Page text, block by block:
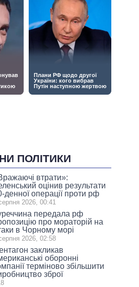
ПОЛІТИКИ
втрати»:
оцінив результати
денної операції проти рф
2026, 00:41
передала рф
про мораторій на
в Чорному морі
2026, 02:58
закликав
оборонні
терміново збільшити
зброї